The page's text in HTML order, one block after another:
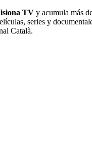
TV y acumula más
series y
Català.